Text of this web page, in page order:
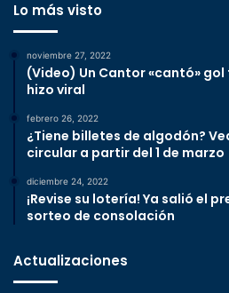
Lo más visto
noviembre 27, 2022
(Video) Un Cantor «cantó»
hizo viral
febrero 26, 2022
¿Tiene billetes de algodón?
circular a partir del 1 de marzo
diciembre 24, 2022
¡Revise su lotería! Ya salió el
sorteo de consolación
Actualizaciones